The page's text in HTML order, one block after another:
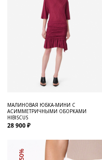
МАЛИНОВАЯ ЮБКА-МИНИ С
АСИММЕТРИЧНЫМИ ОБОРКАМИ
HIBISCUS
28 900 ₽
-50%